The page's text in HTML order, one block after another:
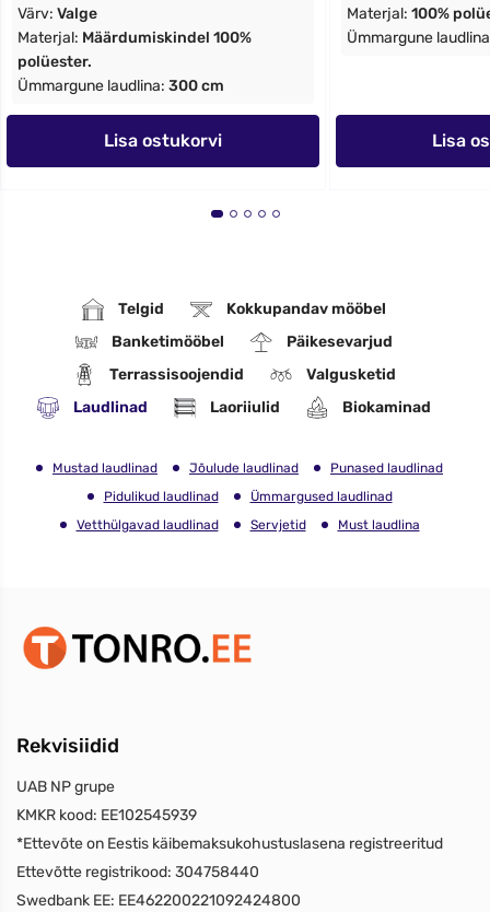
Värv: Valge
Materjal: Määrdumiskindel 100%
polüester.
Ümmargune laudlina: 300 cm
Lisa ostukorvi
Materjal: 100%
Ümmargune
Lisa
Telgid
Kokkupandav mööbel
Banketimööbel
Päikesevarjud
Terrassisoojendid
Valgusketid
Laudlinad
Laoriiulid Biokaminad
Mustad laudlinad Jõulude laudlinad
Punased laudlinad
Pidulikud laudlinad
Ümmargused laudlinad
Vetthülgavad laudlinad
Servjetid Must laudlina
Rekvisiidid
UAB NP grupe
KMKR kood: EE102545939
*Ettevõte on Eestis käibemaksukohustuslasena registreeritud
Ettevõtte registrikood: 304758440
Swedbank EE: EE462200221092424800